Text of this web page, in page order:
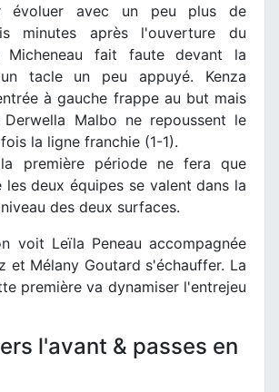
évoluer avec un peu plus de
minutes après l'ouverture du
Micheneau fait faute devant la
tacle un peu appuyé. Kenza
à gauche frappe au but mais
Malbo ne repoussent le
la ligne franchie (1-1).
première période ne fera que
deux équipes se valent dans la
des deux surfaces.
voit Leïla Peneau accompagnée
et Mélany Goutard s'échauffer. La
première va dynamiser l'entrejeu
l'avant & passes en